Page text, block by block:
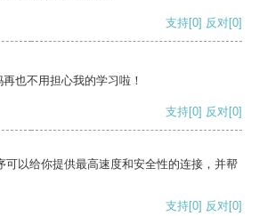
支持[0] 反对[0]
也不用担心我的学习啦！
支持[0] 反对[0]
可以给你提供最高速度和安全性的连接，并帮
支持[0] 反对[0]